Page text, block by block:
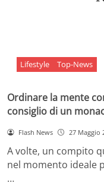
Lifestyle Top-News
Ordinare la mente
consiglio di un
Flash News 27 Maggio
A volte, un compito
nel momento ideale
…